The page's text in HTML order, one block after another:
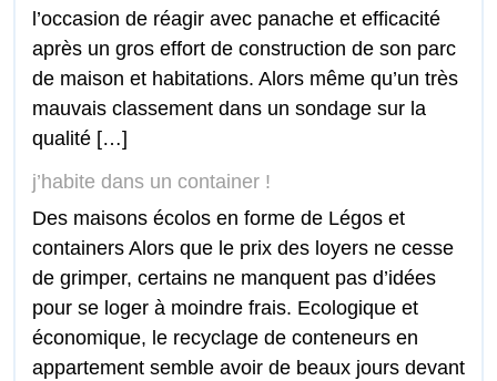
l’occasion de réagir avec panache et efficacité
après un gros effort de construction de son parc
de maison et habitations. Alors même qu’un très
mauvais classement dans un sondage sur la
qualité […]
j’habite dans un container !
Des maisons écolos en forme de Légos et
containers Alors que le prix des loyers ne cesse
de grimper, certains ne manquent pas d’idées
pour se loger à moindre frais. Ecologique et
économique, le recyclage de conteneurs en
appartement semble avoir de beaux jours devant